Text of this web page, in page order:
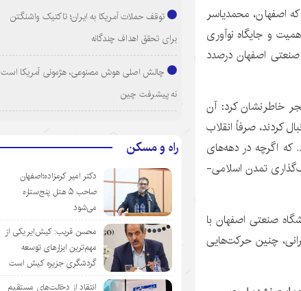
اصفهان، محمدیاسر
و جایگاه نوآوری
صنعتی اصفهان درصدد
خاطرنشان کرد: آن
کردند، صرفاً انقلاب
که اگرچه در دهه‌های
تمدن اسلامی-
صنعتی اصفهان با
چنین حرکت‌هایی
توقف حملات آمریکا به ایران؛ تاکتیک واشنگتن
برای تحقق اهداف چندگانه
چالش اصلی هوش مصنوعی، هژمونی آمریکا است
نه پیشرفت چین
راه و مسکن
دکتر امیر کرمزاده؛اصفهان
صاحب ۵ هتل پنج‌ستاره
می‌شود
محسن قریب: کیش‌ایر یکی از
مهم‌ترین ابزارهای توسعه
گردشگری جزیره کیش است
انتقاد از دخالت‌های مستقیم